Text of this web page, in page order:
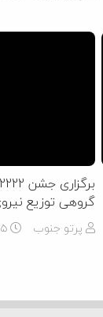
گروهی توزیع
پرتو جنوب